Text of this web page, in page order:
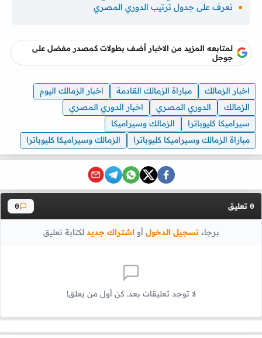
تعرف على جدول ترتيب الدوري المصري
لمتابعه المزيد من الاخبار أضف بطولات كمصدر مفضل على
جوجل
اخبار الزمالك مباراة الزمالك القادمة
اخبار الزمالك اليوم
الزمالك
الدوري المصري
اخبار الدوري المصري
سيراميكا كليوباترا
الزمالك وسيراميكا
مباراة الزمالك وسيراميكا كليوباترا
الزمالك وسيراميكا كليوباترا
0 تعليق 0
برجاءتسجيل الدخول أواشتراك جديد لكتابة تعليق
لا توجد تعليقات بعد. كن أول من يعلق!